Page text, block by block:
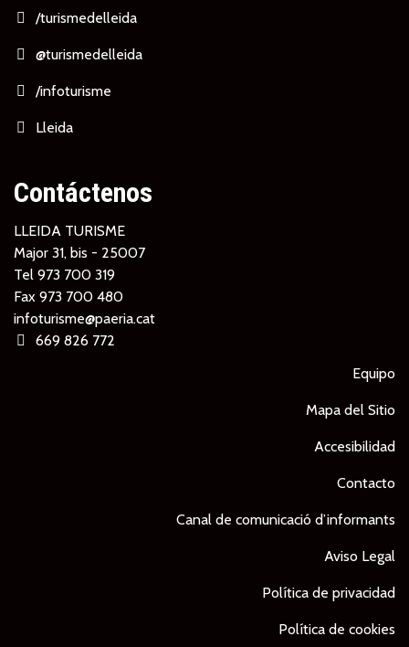
/turismedelleida
@turismedelleida
/infoturisme
Lleida
Contáctenos
LLEIDA TURISME
Major 31, bis - 25007
Tel 973 700 319
Fax 973 700 480
infoturisme@paeria.cat
669 826 772
Equipo
Mapa del Sitio
Accesibilidad
Contacto
Canal de comunicació d’informants
Aviso Legal
Política de privacidad
Política de cookies